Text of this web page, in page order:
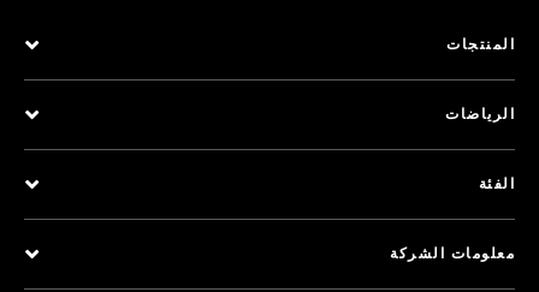
المنتجات
الرياضات
الفئة
معلومات الشركة